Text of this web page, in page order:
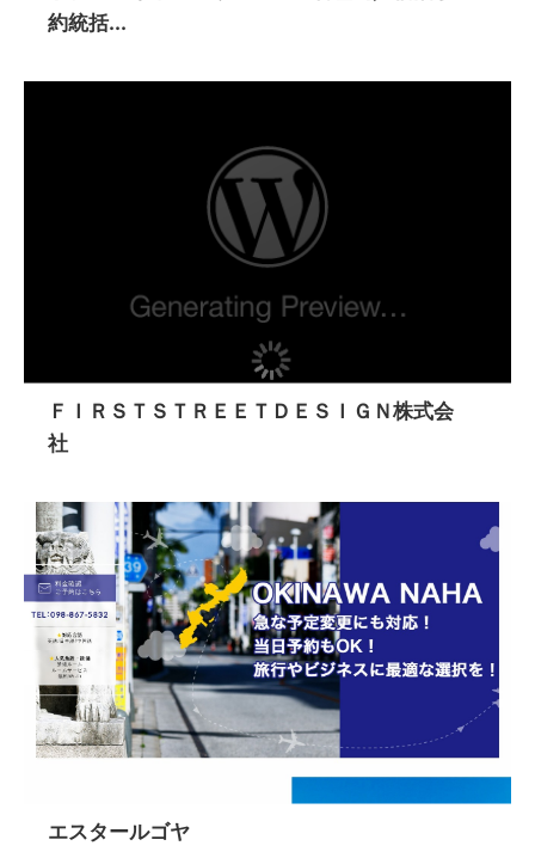
約統括...
ＦＩＲＳＴＳＴＲＥＥＴＤＥＳＩＧＮ株式会
社
エスタールゴヤ